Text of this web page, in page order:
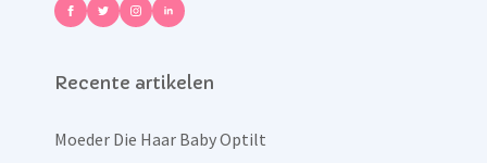
Recente artikelen
Moeder Die Haar Baby Optilt